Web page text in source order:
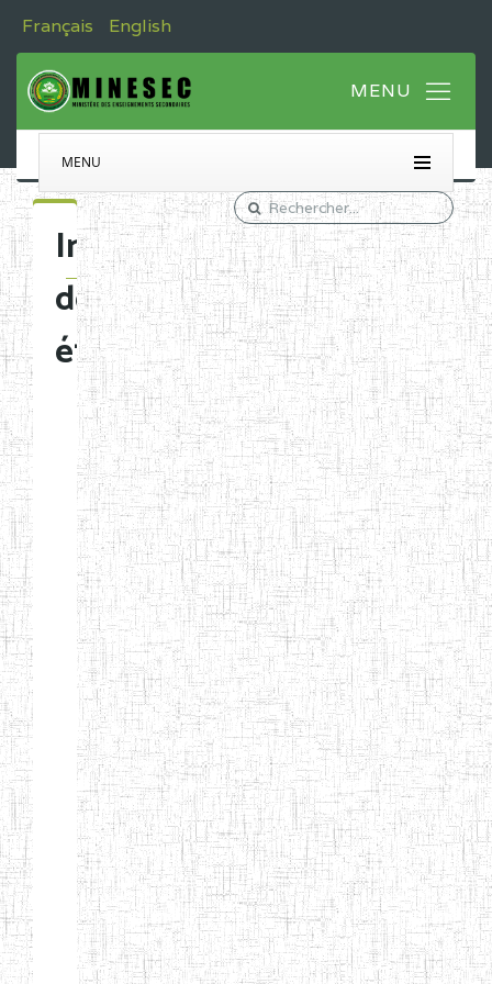
Français English
MENU
Immatriculation
des
établissements
Etablissements
d'enseignement
normal
ENI
Chercher:
Effacer les filtres
Denomination
Type